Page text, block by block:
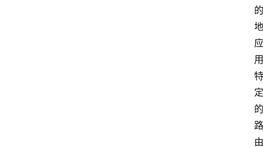
的
地
应
用
特
定
的
路
由